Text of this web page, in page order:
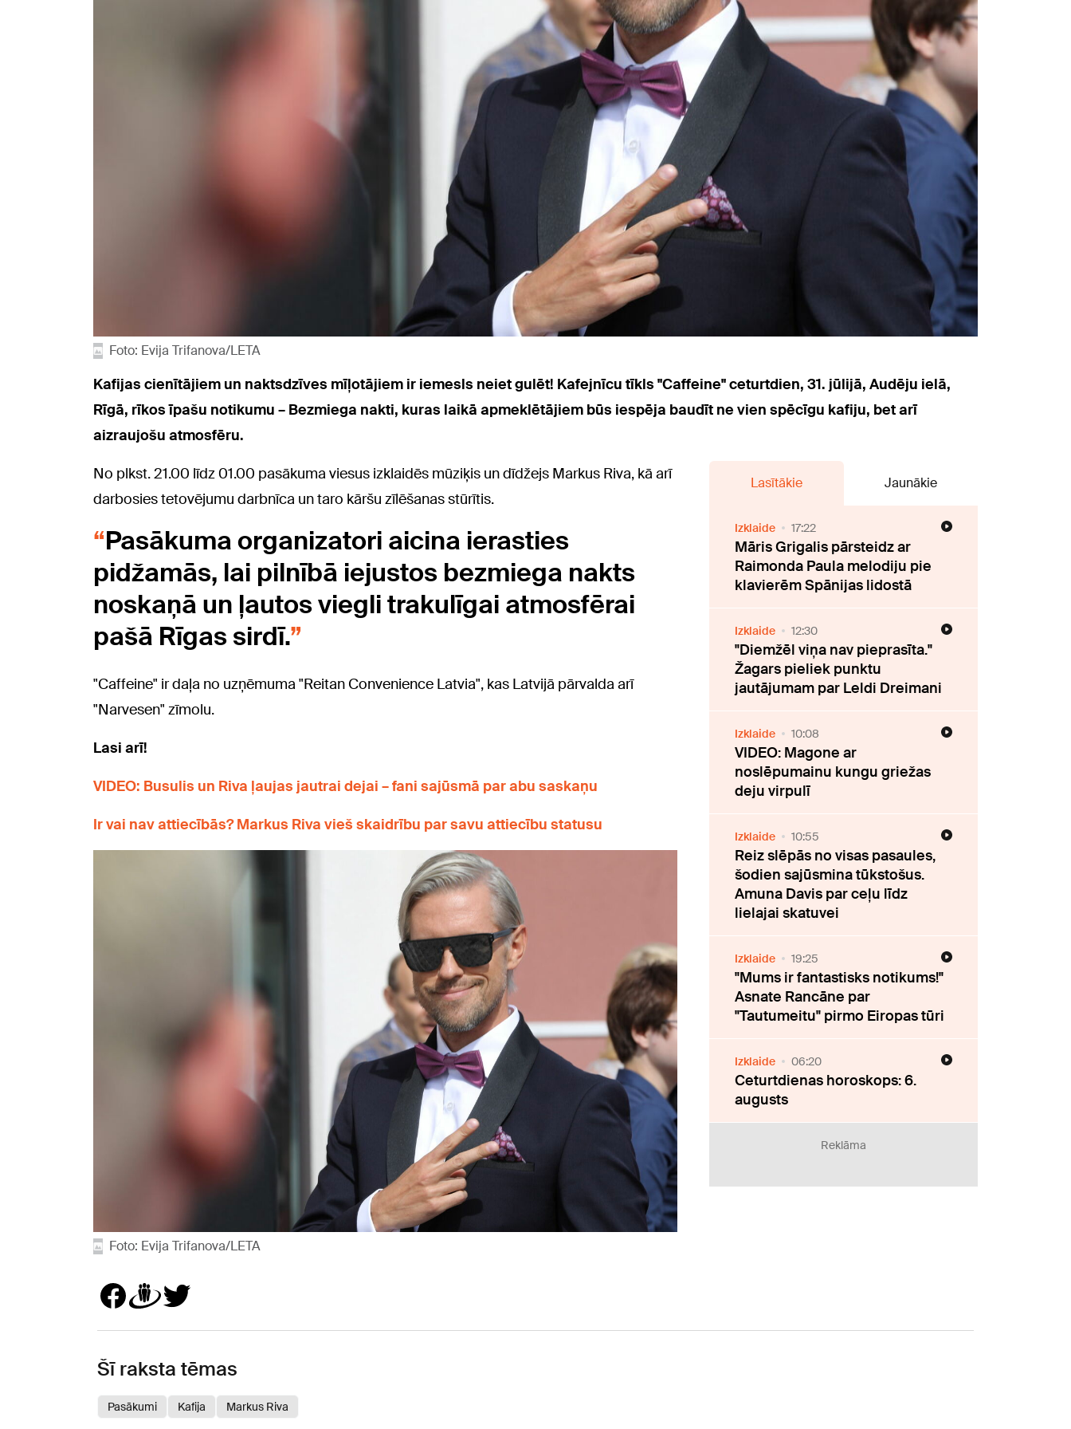
Foto: Evija Trifanova/LETA
Kafijas cienītājiem un naktsdzīves mīļotājiem ir iemesls neiet gulēt! Kafejnīcu tīkls "Caffeine" ceturtdien, 31. jūlijā, Audēju ielā,
Rīgā, rīkos īpašu notikumu – Bezmiega nakti, kuras laikā apmeklētājiem būs iespēja baudīt ne vien spēcīgu kafiju, bet arī
aizraujošu atmosfēru.
No plkst. 21.00 līdz 01.00 pasākuma viesus izklaidēs mūziķis un dīdžejs Markus Riva, kā arī
darbosies tetovējumu darbnīca un taro kāršu zīlēšanas stūrītis.
Pasākuma organizatori aicina ierasties
pidžamās, lai pilnībā iejustos bezmiega nakts
noskaņā un ļautos viegli trakulīgai atmosfērai
pašā Rīgas sirdī.
"Caffeine" ir daļa no uzņēmuma "Reitan Convenience Latvia", kas Latvijā pārvalda arī
"Narvesen" zīmolu.
Lasi arī!
VIDEO: Busulis un Riva ļaujas jautrai dejai – fani sajūsmā par abu saskaņu
Ir vai nav attiecībās? Markus Riva vieš skaidrību par savu attiecību statusu
Foto: Evija Trifanova/LETA
Lasītākie Jaunākie
Izklaide 17:22
Māris Grigalis pārsteidz ar
Raimonda Paula melodiju pie
klavierēm Spānijas lidostā
Izklaide 12:30
"Diemžēl viņa nav pieprasīta."
Žagars pieliek punktu
jautājumam par Leldi Dreimani
Izklaide 10:08
VIDEO: Magone ar
noslēpumainu kungu griežas
deju virpulī
Izklaide 10:55
Reiz slēpās no visas pasaules,
šodien sajūsmina tūkstošus.
Amuna Davis par ceļu līdz
lielajai skatuvei
Izklaide 19:25
"Mums ir fantastisks notikums!"
Asnate Rancāne par
"Tautumeitu" pirmo Eiropas tūri
Izklaide 06:20
Ceturtdienas horoskops: 6.
augusts
Reklāma
Šī raksta tēmas
Pasākumi Kafija Markus Riva